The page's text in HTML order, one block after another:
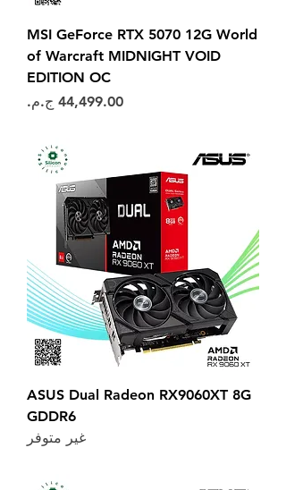
MSI GeForce RTX 5070 12G World
of Warcraft MIDNIGHT VOID
EDITION OC
السعر
ASUS Dual Radeon RX9060XT 8G
GDDR6
غير متوفر